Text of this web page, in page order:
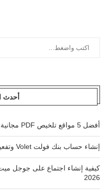
أحدث
أفضل 5 مواقع تلخيص PDF مجانية بالذكاء الاصطناعي 2026
إنشاء حساب بنك فولت Volet وتفعيله وطلب بطاقة الماسترد كارد
2026